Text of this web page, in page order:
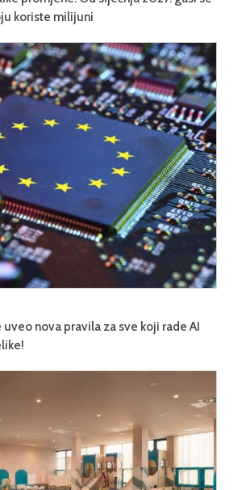
koriste milijuni
uveo nova pravila za sve koji rade AI